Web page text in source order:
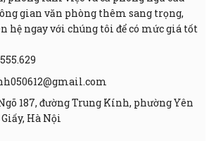
gian văn phòng thêm sang trọng,
hệ ngay với chúng tôi để có mức giá tốt
187, đường Trung Kính, phường Yên
Hà Nội